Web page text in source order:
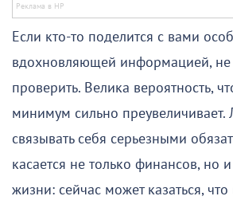
Если кто-то поделится с вами
вдохновляющей информацией, не
проверить. Велика вероятность,
минимум сильно преувеличивает.
связывать себя серьезными
касается не только финансов, но
жизни: сейчас может казаться, что